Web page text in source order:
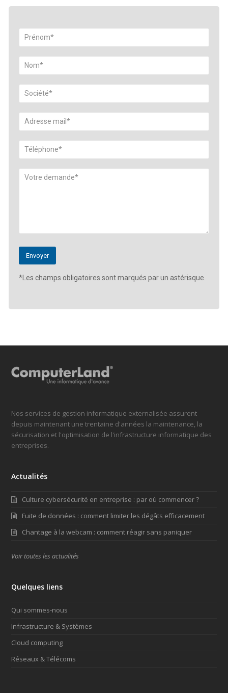
*Les champs obligatoires sont marqués par un astérisque.
Nos services de gestion informatique externalisée assurent
depuis maintenant une trentaine d'années la maintenance, la
sécurisation et l'optimisation de l'infrastructure informatique des
entreprises.
Actualités
Culture cybersécurité en entreprise : par où commencer ?
Fuite de données : comment limiter les dégâts efficacement
Chantage à la webcam : comment réagir sans paniquer
Voir toutes les actualités
Quelques liens
Qui sommes-nous
Infrastructure & Systèmes
Cloud computing
Réseaux & Télécoms